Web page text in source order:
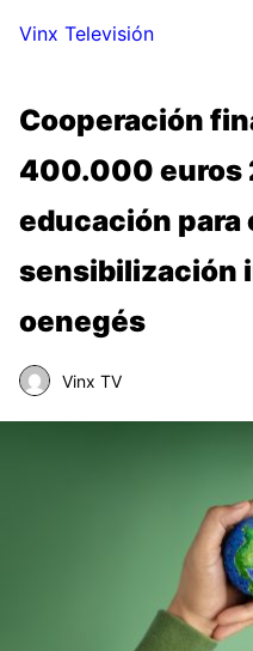
Vinx Televisión
Cooperación
400.000 euros
educación para
sensibilización
oenegés
Vinx TV